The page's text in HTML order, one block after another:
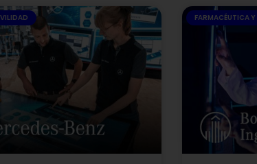
FARMACÉUTICA